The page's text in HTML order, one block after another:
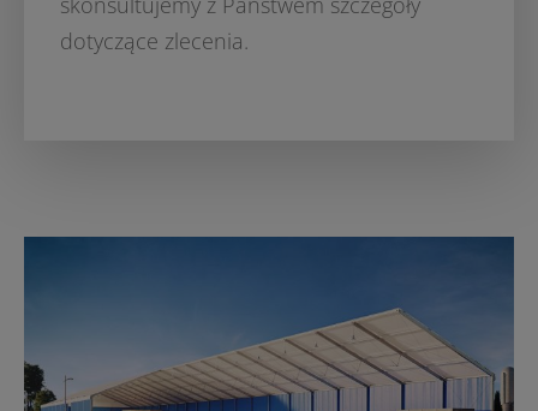
dotyczące zlecenia.